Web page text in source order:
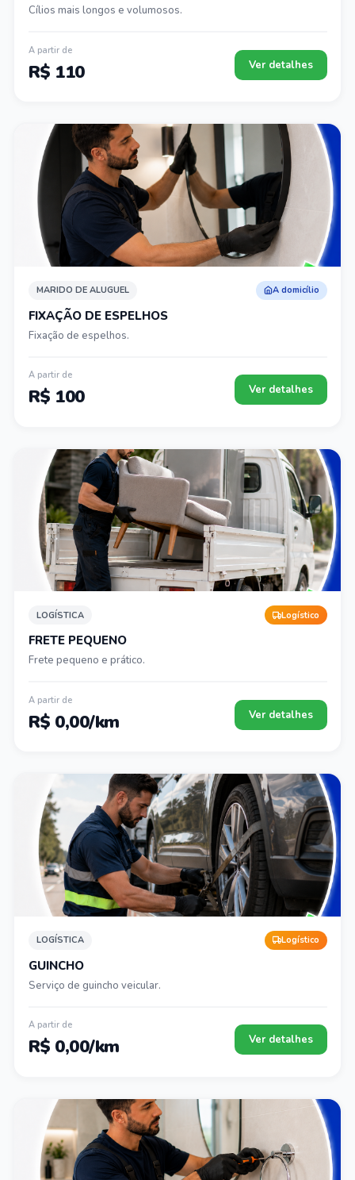
Cílios mais longos e volumosos.
A partir de
R$ 110 Ver detalhes
MARIDO DE ALUGUEL A domicílio
FIXAÇÃO DE ESPELHOS
Fixação de espelhos.
A partir de
R$ 100 Ver detalhes
LOGÍSTICA Logístico
FRETE PEQUENO
Frete pequeno e prático.
A partir de
R$ 0,00/km Ver detalhes
LOGÍSTICA Logístico
GUINCHO
Serviço de guincho veicular.
A partir de
R$ 0,00/km Ver detalhes